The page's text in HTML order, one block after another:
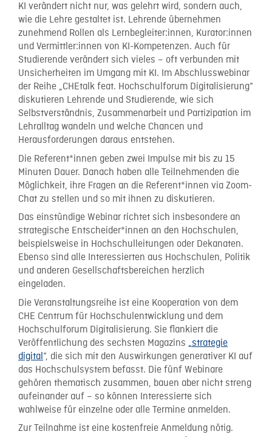
KI verändert nicht nur, was gelehrt wird, sondern auch,
wie die Lehre gestaltet ist. Lehrende übernehmen
zunehmend Rollen als Lernbegleiter:innen, Kurator:innen
und Vermittler:innen von KI-Kompetenzen. Auch für
Studierende verändert sich vieles – oft verbunden mit
Unsicherheiten im Umgang mit KI. Im Abschlusswebinar
der Reihe „CHEtalk feat. Hochschulforum Digitalisierung“
diskutieren Lehrende und Studierende, wie sich
Selbstverständnis, Zusammenarbeit und Partizipation im
Lehralltag wandeln und welche Chancen und
Herausforderungen daraus entstehen.
Die Referent*innen geben zwei Impulse mit bis zu 15
Minuten Dauer. Danach haben alle Teilnehmenden die
Möglichkeit, ihre Fragen an die Referent*innen via Zoom-
Chat zu stellen und so mit ihnen zu diskutieren.
Das einstündige Webinar richtet sich insbesondere an
strategische Entscheider*innen an den Hochschulen,
beispielsweise in Hochschulleitungen oder Dekanaten.
Ebenso sind alle Interessierten aus Hochschulen, Politik
und anderen Gesellschaftsbereichen herzlich
eingeladen.
Die Veranstaltungsreihe ist eine Kooperation von dem
CHE Centrum für Hochschulentwicklung und dem
Hochschulforum Digitalisierung. Sie flankiert die
Veröffentlichung des sechsten Magazins „strategie
digital“, die sich mit den Auswirkungen generativer KI auf
das Hochschulsystem befasst. Die fünf Webinare
gehören thematisch zusammen, bauen aber nicht streng
aufeinander auf – so können Interessierte sich
wahlweise für einzelne oder alle Termine anmelden.
Zur Teilnahme ist eine kostenfreie Anmeldung nötig.